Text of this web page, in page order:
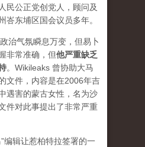
民公正党创党人，顾问及
峇东埔区国会议员多年。
治气氛瞬息万变，但易卜
非常准确，但他严重缺乏
。Wikileaks 曾协助大马
文件，内容是在2006年吉
遇害的蒙古女性，名为沙
件对此事提出了非常严重
编辑让惹柏特拉签署的一